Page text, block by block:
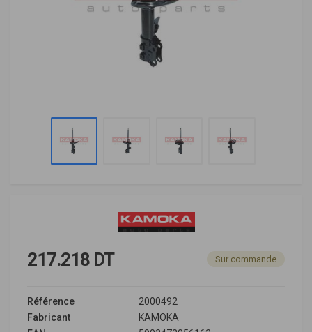
217.218 DT Sur commande
Référence
2000492
Fabricant
KAMOKA